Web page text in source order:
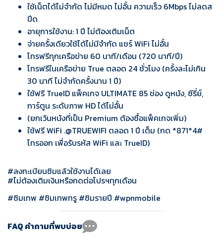
ใช้เน็ตได้ไม่จำกัด ไม่มีหมด ไม่อั้น ความเร็ว 6Mbps ไม่ลดส
ปีด
อายุการใช้งาน: 1 ปี ไม่ต้องเติมเน็ต
จ่ายครั้งเดียวใช้ได้ไม่มีจำกัด แชร์ WiFi ไม่อั้น
โทรฟรีทุกเครือข่าย 60 นาที/เดือน (720 นาที/ปี)
โทรฟรีในเครือข่าย True ตลอด 24 ชั่วโมง (ครั้งละไม่เกิน
30 นาที ไม่จำกัดครั้งนาน 1 ปี)
ใช้ฟรี TrueID แพ็คเกจ ULTIMATE 85 ช่อง ดูหนัง, ซีรี่ย์,
การ์ตูน ระดับภาพ HD ได้ไม่อั้น
(ยกเว้นหนังที่เป็น Premium ต้องซื้อแพ็คเกจเพิ่ม)
ใช้ฟรี WiFi .@TRUEWIFI ตลอด 1 ปี เต็ม (กด *871*4#
โทรออก เพื่อรับรหัส WiFi และ TrueID)
#ลงทะเบียนซิมแล้วใช้งานได้เลย
#ไม่ต้องเติมเงินหรือกดต่อโปรฯทุกเดือน
#ซิมเทพ #ซิมเทพทรู #ซิมรายปี #wpnmobile
FAQ คำถามที่พบบ่อย